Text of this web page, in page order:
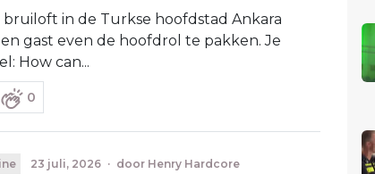
bruiloft in de Turkse hoofdstad Ankara
gast even de hoofdrol te pakken. Je
How can...
0
23 juli, 2026 · door Henry Hardcore